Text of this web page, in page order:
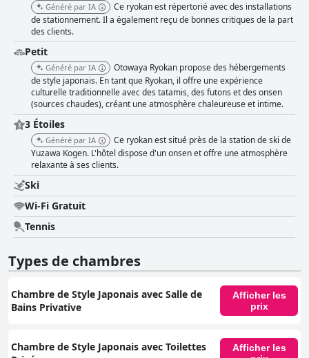
Généré par IA
Ce ryokan est répertorié avec des installations
de stationnement. Il a également reçu de bonnes critiques de la part
des clients.
Petit
Généré par IA
Otowaya Ryokan propose des hébergements
de style japonais. En tant que Ryokan, il offre une expérience
culturelle traditionnelle avec des tatamis, des futons et des onsen
(sources chaudes), créant une atmosphère chaleureuse et intime.
3 Étoiles
Généré par IA
Ce ryokan est situé près de la station de ski de
Yuzawa Kogen. L'hôtel dispose d'un onsen et offre une atmosphère
relaxante à ses clients.
Ski
Wi-Fi Gratuit
Tennis
Types de chambres
Chambre de Style Japonais avec Salle de
Bains Privative
Afficher les
prix
Chambre de Style Japonais avec Toilettes
Afficher les